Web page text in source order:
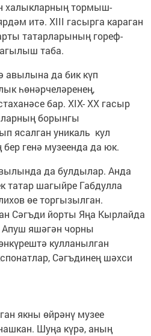
халыкларның тормыш-
итә. XIII гасырга караган
татарларының гореф-
таба.
авылына да бик күп
һөнәрчеләренең,
бар. XIX- XX гасыр
борынгы
ясалган уникаль кул
генә музеенда да юк.
да булдылар. Анда
татар шагыйре Габдулла
өе торгызылган.
Сәгъди йорты Яңа Кырлайда
Апуш яшәгән чорны
кулланылган
Сәгъдинең шәхси
якны өйрәнү музее
Шуңа күрә, аның